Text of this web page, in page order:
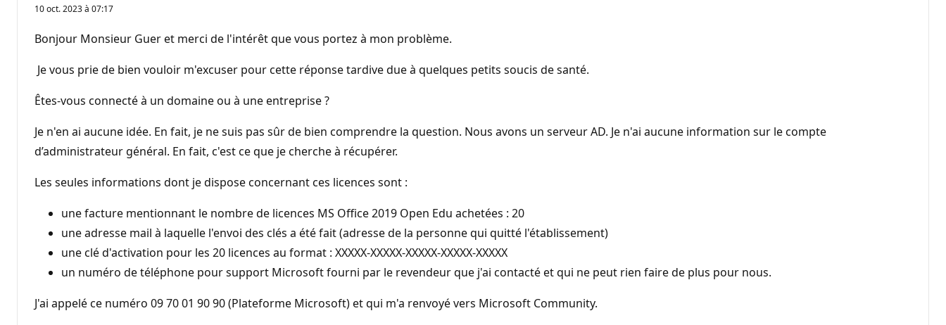
10 oct. 2023 à 07:17
Bonjour Monsieur Guer et merci de l'intérêt que vous portez à mon problème.
Je vous prie de bien vouloir m'excuser pour cette réponse tardive due à quelques petits soucis de santé.
Êtes-vous connecté à un domaine ou à une entreprise ?
Je n'en ai aucune idée. En fait, je ne suis pas sûr de bien comprendre la question. Nous avons un serveur AD. Je n'ai aucune information sur le compte
d’administrateur général. En fait, c'est ce que je cherche à récupérer.
Les seules informations dont je dispose concernant ces licences sont :
une facture mentionnant le nombre de licences MS Office 2019 Open Edu achetées : 20
une adresse mail à laquelle l'envoi des clés a été fait (adresse de la personne qui quitté l'établissement)
une clé d'activation pour les 20 licences au format : XXXXX-XXXXX-XXXXX-XXXXX-XXXXX
un numéro de téléphone pour support Microsoft fourni par le revendeur que j'ai contacté et qui ne peut rien faire de plus pour nous.
J'ai appelé ce numéro 09 70 01 90 90 (Plateforme Microsoft) et qui m'a renvoyé vers Microsoft Community.